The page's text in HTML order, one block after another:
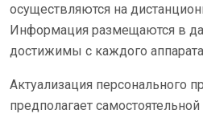
осуществляются на
Информация размещаются в
достижимы с каждого
Актуализация персонального
предполагает